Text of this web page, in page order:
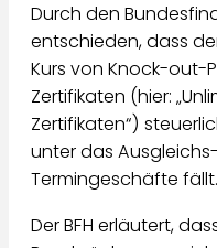
Durch den
entschieden, dass
Kurs von Knock-out-
Zertifikaten (hier:
Zertifikaten“)
unter das
Termingeschäfte fällt.
Der BFH erläutert,